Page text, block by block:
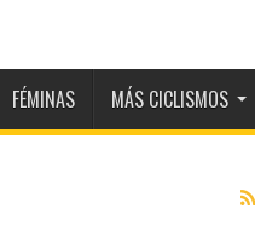
FÉMINAS MÁS CICLISMOS